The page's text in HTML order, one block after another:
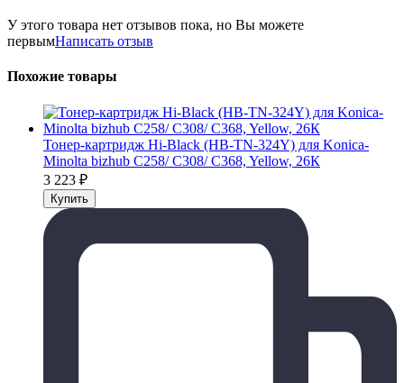
У этого товара нет отзывов пока, но Вы можете
первымНаписать отзыв
Похожие товары
Тонер-картридж Hi-Black (HB-TN-324Y) для Konica-
Minolta bizhub C258/ C308/ C368, Yellow, 26К
3 223 ₽